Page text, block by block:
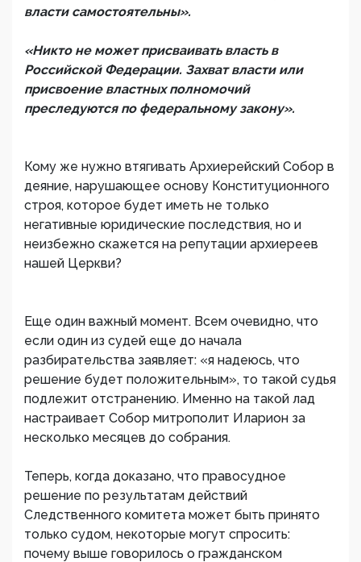
власти самостоятельны».
«Никто не может присваивать власть в
Российской Федерации. Захват власти или
присвоение властных полномочий
преследуются по федеральному закону».
Кому же нужно втягивать Архиерейский Собор в
деяние, нарушающее основу Конституционного
строя, которое будет иметь не только
негативные юридические последствия, но и
неизбежно скажется на репутации архиереев
нашей Церкви?
Еще один важный момент. Всем очевидно, что
если один из судей еще до начала
разбирательства заявляет: «я надеюсь, что
решение будет положительным», то такой судья
подлежит отстранению. Именно на такой лад
настраивает Собор митрополит Иларион за
несколько месяцев до собрания.
Теперь, когда доказано, что правосудное
решение по результатам действий
Следственного комитета может быть принято
только судом, некоторые могут спросить:
почему выше говорилось о гражданском